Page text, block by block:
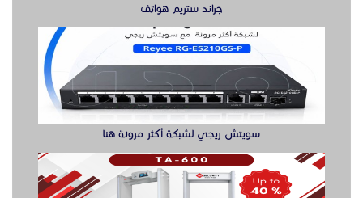
بوابه كشف المعادن بوابة سيكيورتى
buy ssd solution